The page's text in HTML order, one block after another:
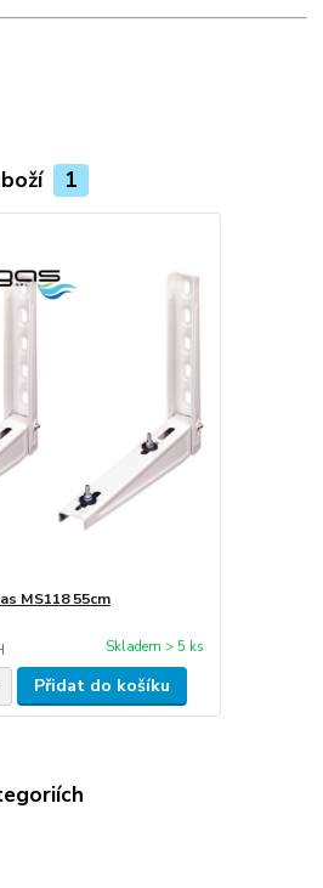
1
MS118 55cm
Skladem > 5 ks
Přidat do košíku